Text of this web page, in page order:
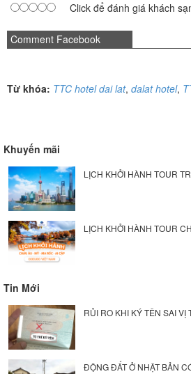
Click để đánh giá khách
Comment Facebook
Từ khóa: TTC hotel dai lat, dalat hotel,
Khuyến mãi
LỊCH KHỞI HÀNH TOUR
LỊCH KHỞI HÀNH TOUR
Tin Mới
RỦI RO KHI KÝ TÊN SAI VỊ
ĐỘNG ĐẤT Ở NHẬT BẢN